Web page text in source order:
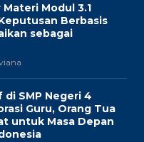
Modul 3.1
Berbasis
sebagai
di SMP Negeri 4
Guru, Orang Tua
untuk Masa Depan